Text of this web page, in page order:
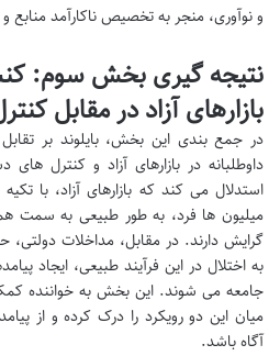
و نوآوری، منجر به تخصیص ناکارآمد
نتیجه گیری بخش سوم:
بازارهای آزاد در مقابل
در جمع بندی این بخش، بایلوند بر
داوطلبانه در بازارهای آزاد و کنترل
استدلال می کند که بازارهای آزاد، با
میلیون ها فرد، به طور طبیعی به سمت
گرایش دارند. در مقابل، مداخلات دولتی،
به اختلال در این فرآیند طبیعی، ایجاد
جامعه می شوند. این بخش به خواننده
میان این دو رویکرد را درک کرده و از
آگاه باشد.